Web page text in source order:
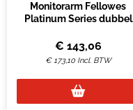
Monitorarm Fellowes
Platinum Series dubbel
€ 143,06
€173,10 Incl. BTW